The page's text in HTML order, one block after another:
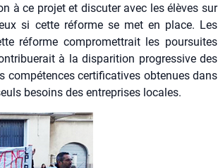
à ce pro­jet et dis­cu­ter avec les élèves sur
si cette réforme se met en place. Les
réforme com­pro­met­trait les pour­suites
à la dis­pa­ri­tion pro­gres­sive des
com­pé­tences cer­ti­fi­ca­tives obte­nues dans
besoins des entre­prises locales.